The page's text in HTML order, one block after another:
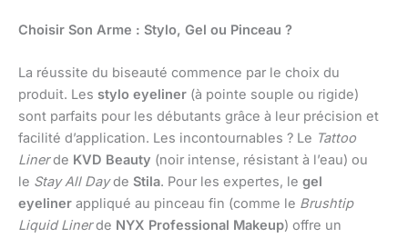
Choisir Son Arme : Stylo, Gel ou Pinceau ?
La réussite du biseauté commence par le choix du
produit. Les stylo eyeliner (à pointe souple ou rigide)
sont parfaits pour les débutants grâce à leur précision et
facilité d’application. Les incontournables ? Le Tattoo
Linerde KVD Beauty (noir intense, résistant à l’eau) ou
le Stay All Dayde Stila. Pour les expertes, le gel
eyeliner appliqué au pinceau fin (comme le Brushtip
Liquid Linerde NYX Professional Makeup) offre un